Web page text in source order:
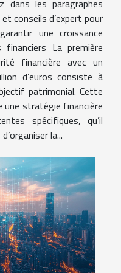
dans les paragraphes
conseils d’expert pour
une croissance
La première
financière avec un
d’euros consiste à
patrimonial. Cette
une stratégie financière
spécifiques, qu’il
la...